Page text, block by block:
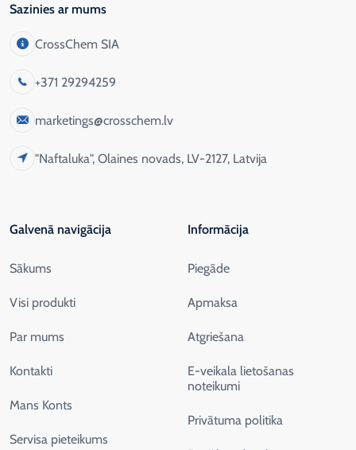
Sazinies ar mums
CrossChem SIA
+371 29294259
marketings@crosschem.lv
"Naftaluka", Olaines novads, LV-2127, Latvija
Galvenā navigācija
Sākums
Visi produkti
Par mums
Kontakti
Mans Konts
Servisa pieteikums
Informācija
Piegāde
Apmaksa
Atgriešana
E-veikala lietošanas
noteikumi
Privātuma politika